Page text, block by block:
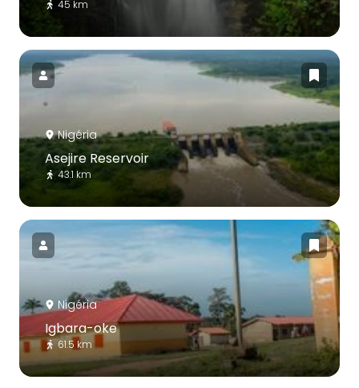
45 km
Nigéria
Asejire Reservoir
43.1 km
Nigéria
Igbara-oke
61.5 km